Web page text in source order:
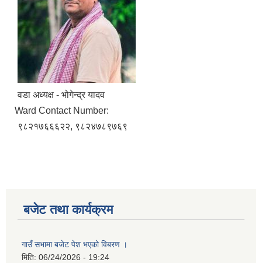
वडा अध्यक्ष - भोगेन्द्र यादव
Ward Contact Number:
९८२१७६६६२२, ९८२४७८९७६९
बजेट तथा कार्यक्रम
गाउँ सभामा बजेट पेश भएको विबरण ।
मिति: 06/24/2026 - 19:24